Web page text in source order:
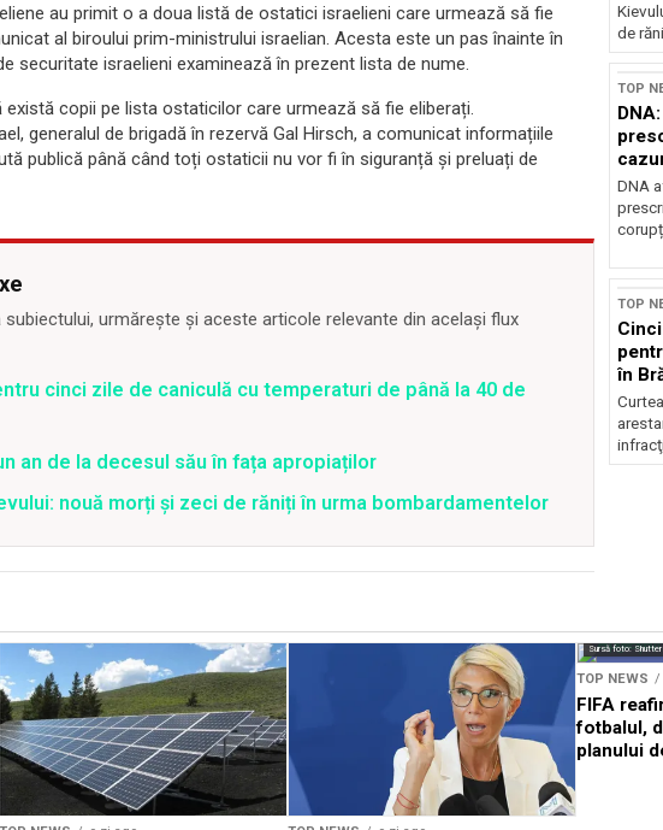
au primit o a doua listă de ostatici israelieni care urmează să fie
al biroului prim-ministrului israelian. Acesta este un pas înainte în
securitate israelieni examinează în prezent lista de nume.
copii pe lista ostaticilor care urmează să fie eliberați.
generalul de brigadă în rezervă Gal Hirsch, a comunicat informațiile
publică până când toți ostaticii nu vor fi în siguranță și preluați de
urmărește și aceste articole relevante din același flux
cinci zile de caniculă cu temperaturi de până la 40 de
an de la decesul său în fața apropiaților
nouă morți și zeci de răniți în urma bombardamentelor
de
TOP
DNA
TOP
în
Sursă foto:
TOP NEWS
FIFA
fotbalul,
planului